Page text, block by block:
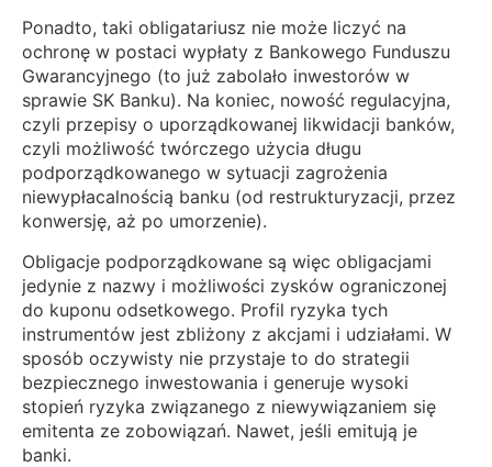
Ponadto, taki obligatariusz nie może liczyć na
ochronę w postaci wypłaty z Bankowego Funduszu
Gwarancyjnego (to już zabolało inwestorów w
sprawie SK Banku). Na koniec, nowość regulacyjna,
czyli przepisy o uporządkowanej likwidacji banków,
czyli możliwość twórczego użycia długu
podporządkowanego w sytuacji zagrożenia
niewypłacalnością banku (od restrukturyzacji, przez
konwersję, aż po umorzenie).
Obligacje podporządkowane są więc obligacjami
jedynie z nazwy i możliwości zysków ograniczonej
do kuponu odsetkowego. Profil ryzyka tych
instrumentów jest zbliżony z akcjami i udziałami. W
sposób oczywisty nie przystaje to do strategii
bezpiecznego inwestowania i generuje wysoki
stopień ryzyka związanego z niewywiązaniem się
emitenta ze zobowiązań. Nawet, jeśli emitują je
banki.